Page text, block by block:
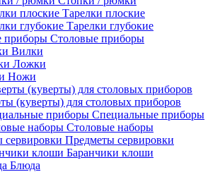
Тарелки плоские
Тарелки глубокие
Столовые приборы
Вилки
Ложки
Ножи
(куверты) для столовых приборов
Специальные приборы
Столовые наборы
Предметы сервировки
Баранчики клоши
Блюда